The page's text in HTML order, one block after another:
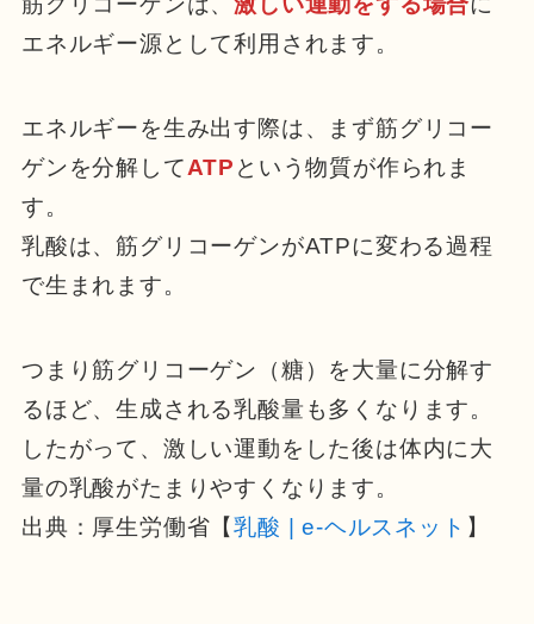
エネルギー源として利用されます。
エネルギーを生み出す際は、まず筋グリコー
ゲンを分解してATP という物質が作られま
す。
乳酸は、筋グリコーゲンがATPに変わる過程
で生まれます。
つまり筋グリコーゲン（糖）を大量に分解す
るほど、生成される乳酸量も多くなります。
したがって、激しい運動をした後は体内に大
量の乳酸がたまりやすくなります。
出典：厚生労働省【乳酸 | e-ヘルスネット 】